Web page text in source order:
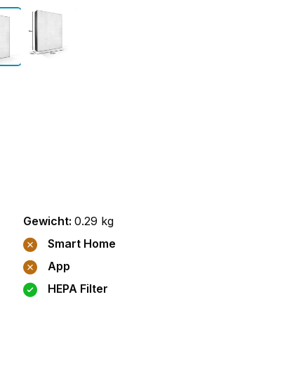
Gewicht: 0.29 kg
Smart Home
App
HEPA Filter